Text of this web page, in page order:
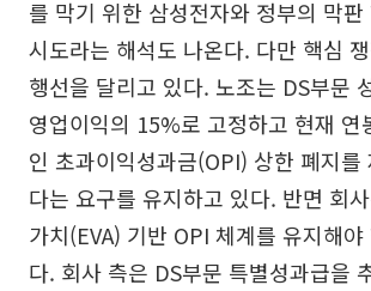
를 막기 위한 삼성전자와 정부의 막
시도라는 해석도 나온다. 다만 핵심
행선을 달리고 있다. 노조는 DS부문
영업이익의 15%로 고정하고 현재 연
인 초과이익성과금(OPI) 상한 폐지를
다는 요구를 유지하고 있다. 반면 회
가치(EVA) 기반 OPI 체계를 유지해
다. 회사 측은 DS부문 특별성과급을